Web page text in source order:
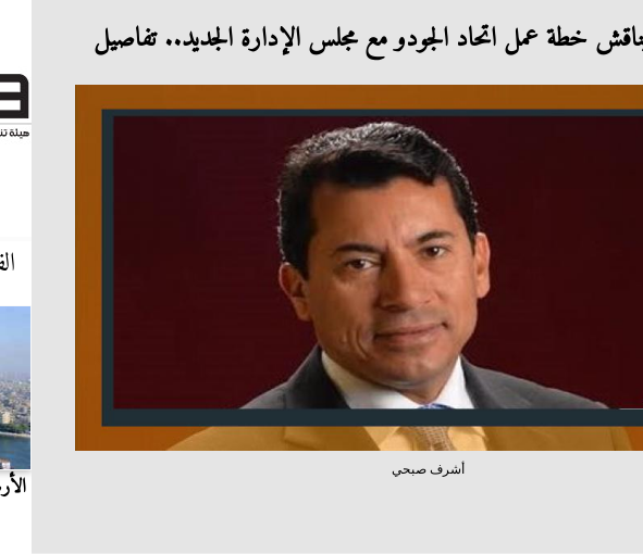
خطة عمل اتحاد الجودو مع مجلس الإدارة الجديد.. تفاصيل
أشرف صبحي